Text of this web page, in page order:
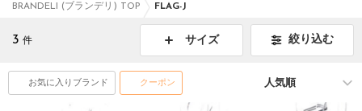
BRANDELI (ブランデリ) TOP FLAG-J
3 件 サイズ 絞り込む
お気に入りブランド クーポン